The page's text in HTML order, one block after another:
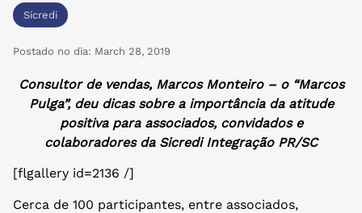
Sicredi
Postado no dia: March 28, 2019
Consultor de vendas, Marcos Monteiro – o “Marcos
Pulga”, deu dicas sobre a importância da atitude
positiva para associados, convidados e
colaboradores da Sicredi Integração PR/SC
[flgallery id=2136 /]
Cerca de 100 participantes, entre associados,